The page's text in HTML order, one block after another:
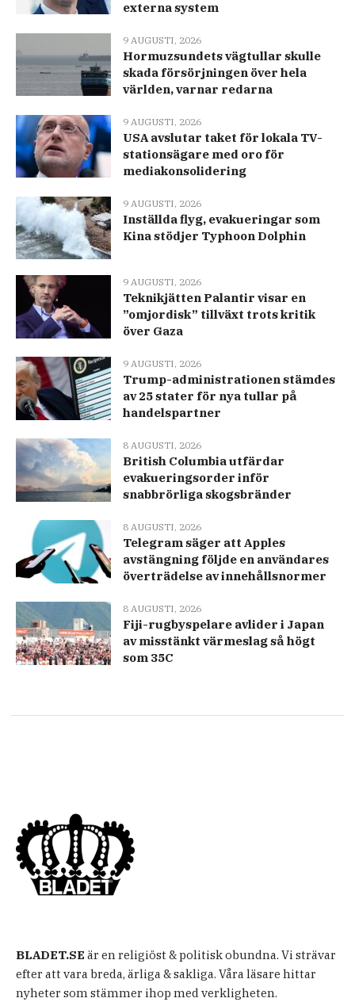
externa system
9 AUGUSTI, 2026
Hormuzsundets vägtullar skulle
skada försörjningen över hela
världen, varnar redarna
9 AUGUSTI, 2026
USA avslutar taket för lokala TV-
stationsägare med oro för
mediakonsolidering
9 AUGUSTI, 2026
Inställda flyg, evakueringar som
Kina stödjer Typhoon Dolphin
9 AUGUSTI, 2026
Teknikjätten Palantir visar en
”omjordisk” tillväxt trots kritik
över Gaza
9 AUGUSTI, 2026
Trump-administrationen stämdes
av 25 stater för nya tullar på
handelspartner
8 AUGUSTI, 2026
British Columbia utfärdar
evakueringsorder inför
snabbrörliga skogsbränder
8 AUGUSTI, 2026
Telegram säger att Apples
avstängning följde en användares
överträdelse av innehållsnormer
8 AUGUSTI, 2026
Fiji-rugbyspelare avlider i Japan
av misstänkt värmeslag så högt
som 35C
BLADET.SE är en religiöst & politisk obundna. Vi strävar
efter att vara breda, ärliga & sakliga. Våra läsare hittar
nyheter som stämmer ihop med verkligheten.